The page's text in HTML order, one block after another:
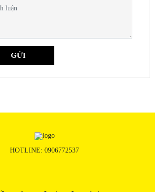
HOTLINE: 0906772537